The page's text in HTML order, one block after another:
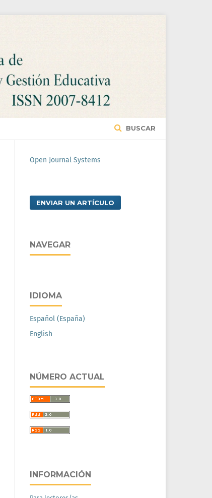
BUSCAR
Open Journal Systems
ENVIAR UN ARTÍCULO
NAVEGAR
IDIOMA
Español (España)
English
NÚMERO ACTUAL
INFORMACIÓN